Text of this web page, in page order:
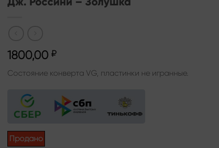
1800,00 ₽
Состояние конверта VG, пластинки не игранные.
Продано